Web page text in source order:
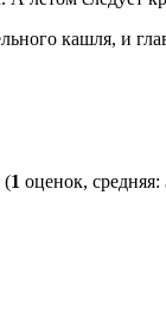
кашля, и
(1 оценок, средняя: